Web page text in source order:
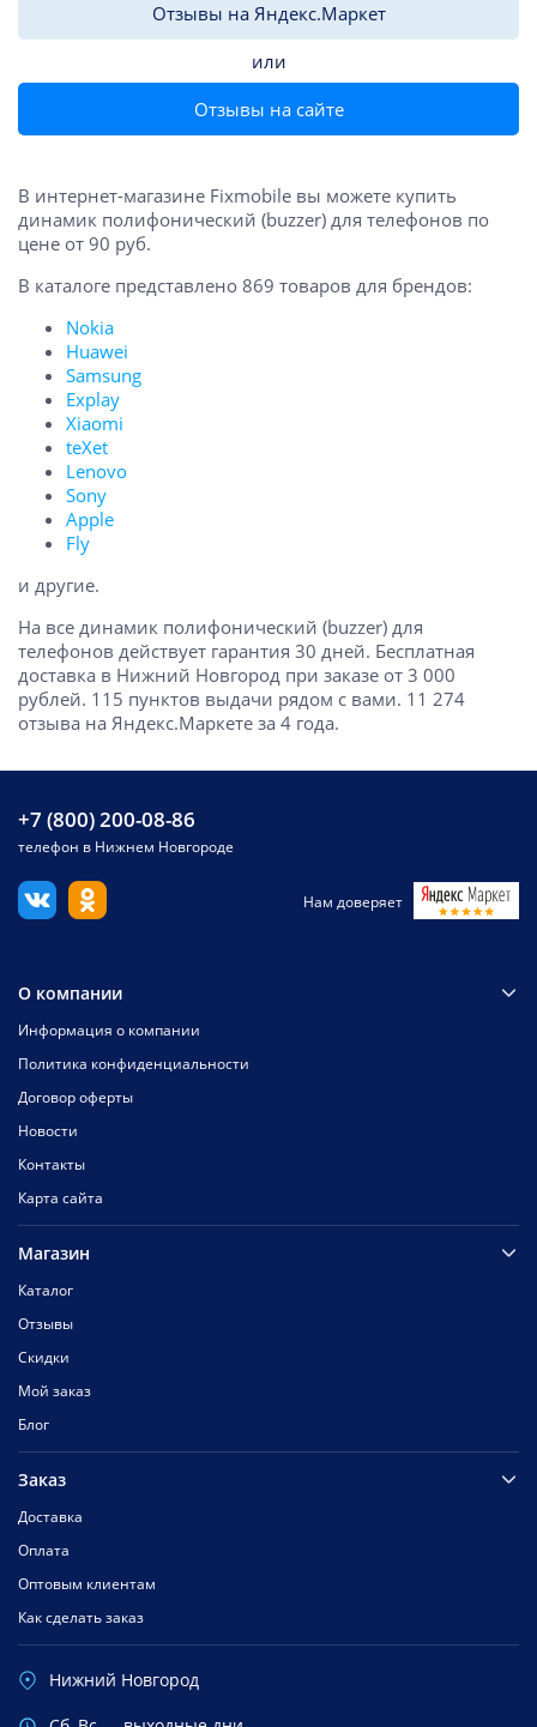
Отзывы на Яндекс.Маркет
или
Отзывы на сайте
В интернет-магазине Fixmobile вы можете купить
динамик полифонический (buzzer) для телефонов по
цене от 90 руб.
В каталоге представлено 869 товаров для брендов:
Nokia
Huawei
Samsung
Explay
Xiaomi
teXet
Lenovo
Sony
Apple
Fly
и другие.
На все динамик полифонический (buzzer) для
телефонов действует гарантия 30 дней. Бесплатная
доставка в Нижний Новгород при заказе от 3 000
рублей. 115 пунктов выдачи рядом с вами. 11 274
отзыва на Яндекс.Маркете за 4 года.
+7 (800) 200-08-86
телефон в Нижнем Новгороде
Нам доверяет
О компании
Информация о компании
Политика конфиденциальности
Договор оферты
Новости
Контакты
Карта сайта
Магазин
Каталог
Отзывы
Скидки
Мой заказ
Блог
Заказ
Доставка
Оплата
Оптовым клиентам
Как сделать заказ
Нижний Новгород